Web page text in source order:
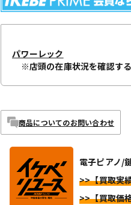
パワーレック
※店頭の在庫状況を確認す
商品についてのお問い合わせ
電子ピアノ/
>>【買取実
>>【買取価